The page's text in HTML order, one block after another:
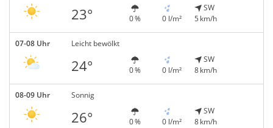
23° 0 % 0 l/m²
SW
5 km/h
07-08 Uhr Leicht bewölkt
24° 0 % 0 l/m²
SW
8 km/h
08-09 Uhr Sonnig
26° 0 % 0 l/m²
SW
8 km/h